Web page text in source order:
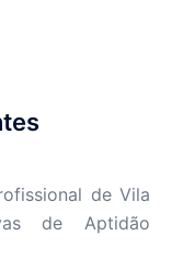
de Vila
de Aptidão